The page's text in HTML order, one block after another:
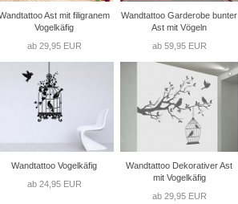
Ast mit filigranem
Vogelkäfig
ab 29,95 EUR
Wandtattoo Garderobe bunter
Ast mit Vögeln
ab 59,95 EUR
Wandtattoo Vogelkäfig
ab 24,95 EUR
Wandtattoo Dekorativer Ast
mit Vogelkäfig
ab 29,95 EUR